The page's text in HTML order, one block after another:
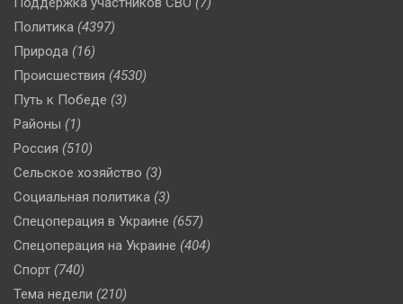
Политика (4397)
Природа (16)
Происшествия (4530)
Путь к Победе (3)
Районы (1)
Россия (510)
Сельское хозяйство (3)
Социальная политика (3)
Спецоперация в Украине (657)
Спецоперация на Украине (404)
Спорт (740)
Тема недели (210)